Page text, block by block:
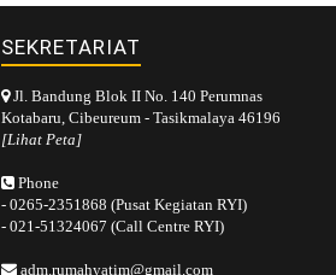
SEKRETARIAT
Jl. Bandung Blok II No. 140 Perumnas
Kotabaru, Cibeureum - Tasikmalaya 46196
[Lihat Peta]
Phone
- 0265-2351868 (Pusat Kegiatan RYI)
- 021-51324067 (Call Centre RYI)
adm.rumahyatim@gmail.com